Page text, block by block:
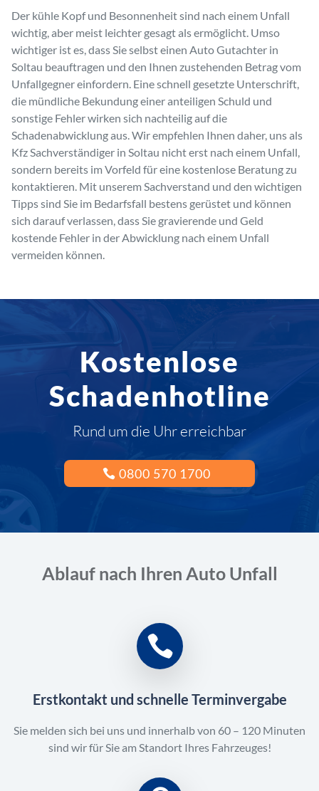
Der kühle Kopf und Besonnenheit sind nach einem Unfall
wichtig, aber meist leichter gesagt als ermöglicht. Umso
wichtiger ist es, dass Sie selbst einen Auto Gutachter in
Soltau beauftragen und den Ihnen zustehenden Betrag vom
Unfallgegner einfordern. Eine schnell gesetzte Unterschrift,
die mündliche Bekundung einer anteiligen Schuld und
sonstige Fehler wirken sich nachteilig auf die
Schadenabwicklung aus. Wir empfehlen Ihnen daher, uns als
Kfz Sachverständiger in Soltau nicht erst nach einem Unfall,
sondern bereits im Vorfeld für eine kostenlose Beratung zu
kontaktieren. Mit unserem Sachverstand und den wichtigen
Tipps sind Sie im Bedarfsfall bestens gerüstet und können
sich darauf verlassen, dass Sie gravierende und Geld
kostende Fehler in der Abwicklung nach einem Unfall
vermeiden können.
Kostenlose
Schadenhotline
Rund um die Uhr erreichbar
0800 570 1700
Ablauf nach Ihren Auto Unfall
Erstkontakt und schnelle Terminvergabe
Sie melden sich bei uns und innerhalb von 60 – 120 Minuten
sind wir für Sie am Standort Ihres Fahrzeuges!